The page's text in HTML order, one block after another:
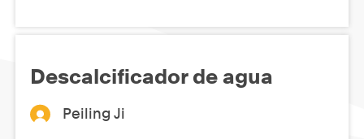
Descalcificador de agua
Peiling Ji